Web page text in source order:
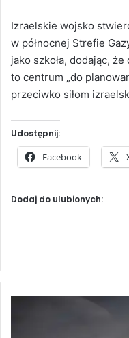
Izraelskie wojsko
w północnej Strefie
jako szkoła, dodając,
to centrum „do
przeciwko siłom
Udostępnij:
Facebook
Dodaj do ulubionych: